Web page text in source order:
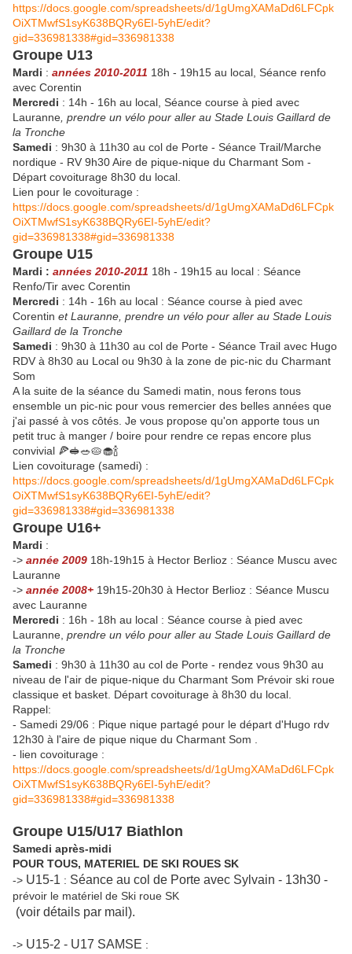
https://docs.google.com/spreadsheets/d/1gUmgXAMaDd6LFCpk
OiXTMwfS1syK638BQRy6EI-5yhE/edit?
gid=336981338#gid=336981338
Groupe U13
Mardi : années 2010-2011 18h - 19h15 au local, Séance renfo
avec Corentin
Mercredi : 14h - 16h au local, Séance course à pied avec
Lauranne , prendre un vélo pour aller au Stade Louis Gaillard de
la Tronche
Samedi : 9h30 à 11h30 au col de Porte - Séance Trail/Marche
nordique - RV 9h30 Aire de pique-nique du Charmant Som -
Départ covoiturage 8h30 du local.
Lien pour le covoiturage :
https://docs.google.com/spreadsheets/d/1gUmgXAMaDd6LFCpk
OiXTMwfS1syK638BQRy6EI-5yhE/edit?
gid=336981338#gid=336981338
Groupe U15
Mardi : années 2010-2011 18h - 19h15 au local : Séance
Renfo/Tir avec Corentin
Mercredi : 14h - 16h au local : Séance course à pied avec
Corentin et Lauranne, prendre un vélo pour aller au Stade Louis
Gaillard de la Tronche
Samedi : 9h30 à 11h30 au col de Porte - Séance Trail avec Hugo
RDV à 8h30 au Local ou 9h30 à la zone de pic-nic du Charmant
Som
A la suite de la séance du Samedi matin, nous ferons tous
ensemble un pic-nic pour vous remercier des belles années que
j'ai passé à vos côtés. Je vous propose qu'on apporte tous un
petit truc à manger / boire pour rendre ce repas encore plus
convivial 🍕🥪🥗🥧🧁🍾
Lien covoiturage (samedi) :
https://docs.google.com/spreadsheets/d/1gUmgXAMaDd6LFCpk
OiXTMwfS1syK638BQRy6EI-5yhE/edit?
gid=336981338#gid=336981338
Groupe U16+
Mardi :
-> année 2009 18h-19h15 à Hector Berlioz : Séance Muscu avec
Lauranne
-> année 2008+ 19h15-20h30 à Hector Berlioz : Séance Muscu
avec Lauranne
Mercredi : 16h - 18h au local : Séance course à pied avec
Lauranne, prendre un vélo pour aller au Stade Louis Gaillard de
la Tronche
Samedi : 9h30 à 11h30 au col de Porte - rendez vous 9h30 au
niveau de l'air de pique-nique du Charmant Som Prévoir ski roue
classique et basket. Départ covoiturage à 8h30 du local.
Rappel:
- Samedi 29/06 : Pique nique partagé pour le départ d'Hugo rdv
12h30 à l'aire de pique nique du Charmant Som .
- lien covoiturage :
https://docs.google.com/spreadsheets/d/1gUmgXAMaDd6LFCpk
OiXTMwfS1syK638BQRy6EI-5yhE/edit?
gid=336981338#gid=336981338
Groupe U15/U17 Biathlon
Samedi après-midi
POUR TOUS, MATERIEL DE SKI ROUES SK
-> U15-1 : Séance au col de Porte avec Sylvain - 13h30 -
prévoir le matériel de Ski roue SK
(voir détails par mail).
-> U15-2 - U17 SAMSE :